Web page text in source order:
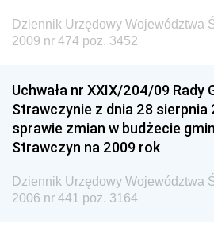
Dziennik Urzędowy Ministra
Dziennik Urzędowy Ministra
Dziennik Urzędowy Ministra
Dziennik Urzędowy Ministra do
Dziennik Urzędowy Agencji
Dziennik Urzędowy Województwa
2009 nr 474 poz. 3452
Uchwała nr XXIX/204/09 Rady
Strawczynie z dnia 28 sierpnia
sprawie zmian w budżecie
Strawczyn na 2009 rok
Dziennik Urzędowy Województwa
2006 nr 441 poz. 3164